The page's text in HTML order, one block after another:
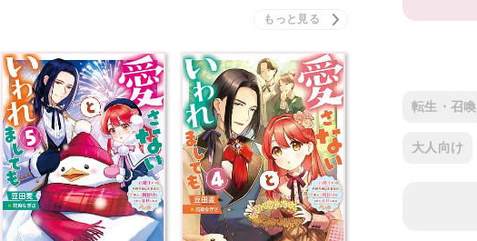
転生・召喚
大人向け